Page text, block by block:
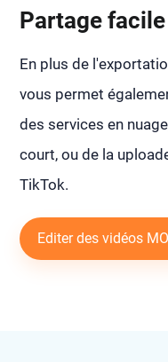
Partage facile
En plus de
vous permet
des services en
court, ou de la
TikTok.
Editer des vidéos